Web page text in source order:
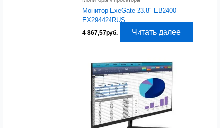
Монитор ExeGate 23.8″ EB2400
EX294424RUS
4 867,57руб. Читать далее